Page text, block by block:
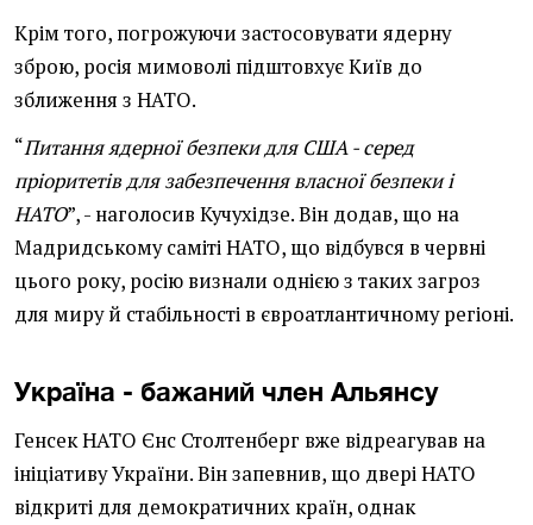
Крім того, погрожуючи застосовувати ядерну
зброю, росія мимоволі підштовхує Київ до
зближення з НАТО.
“Питання ядерної безпеки для США - серед
пріоритетів для забезпечення власної безпеки і
НАТО”, - наголосив Кучухідзе. Він додав, що на
Мадридському саміті НАТО, що відбувся в червні
цього року, росію визнали однією з таких загроз
для миру й стабільності в євроатлантичному регіоні.
Україна - бажаний член Альянсу
Генсек НАТО Єнс Столтенберг вже відреагував на
ініціативу України. Він запевнив, що двері НАТО
відкриті для демократичних країн, однак